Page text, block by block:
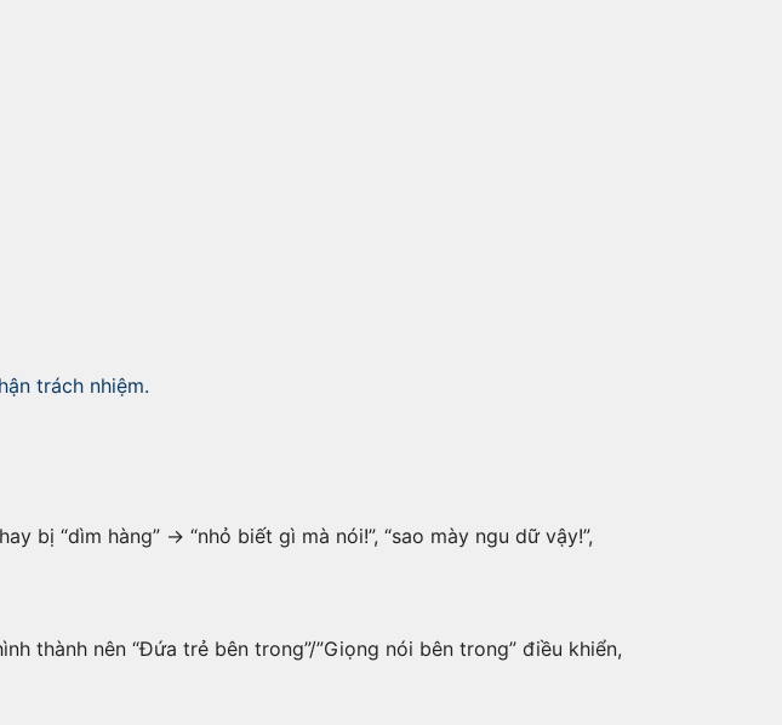
trách nhiệm.
bị “dìm hàng” -> “nhỏ biết gì mà nói!”, “sao mày ngu dữ vậy!”,
thành nên “Đứa trẻ bên trong”/”Giọng nói bên trong” điều khiển,